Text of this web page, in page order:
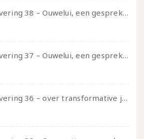
Ongehoord – Aflevering 38 – Ouwelui, een gesprek met vreer over behoefte aan geborgenheid en het behouden van je idealen
Ongehoord – Aflevering 37 – Ouwelui, een gesprek met non over seksualiteit, transitie en ageism
Ongehoord – Aflevering 36 – over transformative justice – in gesprek met Ella en carson